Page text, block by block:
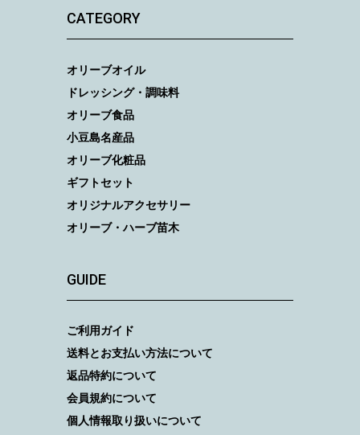
CATEGORY
オリーブオイル
ドレッシング・調味料
オリーブ食品
小豆島名産品
オリーブ化粧品
ギフトセット
オリジナルアクセサリー
オリーブ・ハーブ苗木
GUIDE
ご利用ガイド
送料とお支払い方法について
返品特約について
会員規約について
個人情報取り扱いについて